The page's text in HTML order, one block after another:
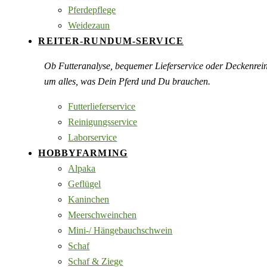
Pferdepflege
Weidezaun
REITER-RUNDUM-SERVICE
Ob Futteranalyse, bequemer Lieferservice oder
um alles, was Dein Pferd und Du brauchen.
Futterlieferservice
Reinigungsservice
Laborservice
HOBBYFARMING
Alpaka
Geflügel
Kaninchen
Meerschweinchen
Mini-/ Hängebauchschwein
Schaf
Schaf & Ziege